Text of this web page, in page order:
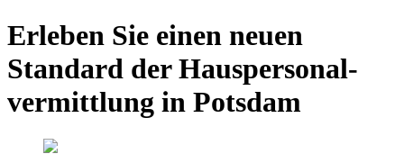
Erleben Sie einen neuen
Standard der Haus­personal­
vermittlung in Potsdam